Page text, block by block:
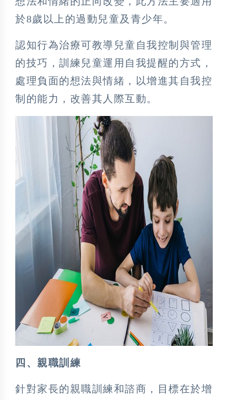
於8歲以上的過動兒童及青少年。
認知行為治療可教導兒童自我控制與管理
的技巧，訓練兒童運用自我提醒的方式，
處理負面的想法與情緒，以增進其自我控
制的能力，改善其人際互動。
四、親職訓練
針對家長的親職訓練和諮商，目標在於增